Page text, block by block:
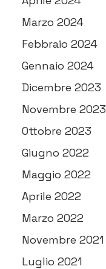
Marzo 2024
Febbraio 2024
Gennaio 2024
Dicembre 2023
Novembre 2023
Ottobre 2023
Giugno 2022
Maggio 2022
Aprile 2022
Marzo 2022
Novembre 2021
Luglio 2021